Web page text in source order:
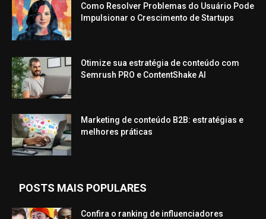
Como Resolver Problemas do Usuário Pode
Impulsionar o Crescimento de Startups
Otimize sua estratégia de conteúdo com
Semrush PRO e ContentShake AI
Marketing de conteúdo B2B: estratégias e
melhores práticas
POSTS MAIS POPULARES
Confira o ranking de influenciadores